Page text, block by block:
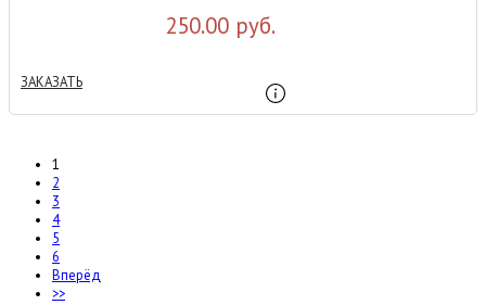
250.00 руб.
ЗАКАЗАТЬ
1
2
3
4
5
6
Вперёд
>>